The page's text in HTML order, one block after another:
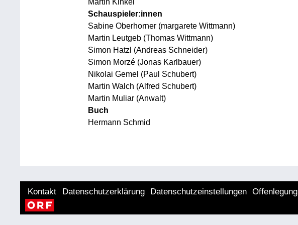
Martin Kinkel
Schauspieler:innen
Sabine Oberhorner (margarete Wittmann)
Martin Leutgeb (Thomas Wittmann)
Simon Hatzl (Andreas Schneider)
Simon Morzé (Jonas Karlbauer)
Nikolai Gemel (Paul Schubert)
Martin Walch (Alfred Schubert)
Martin Muliar (Anwalt)
Buch
Hermann Schmid
Kontakt Datenschutzerklärung Datenschutzeinstellungen Offenlegung